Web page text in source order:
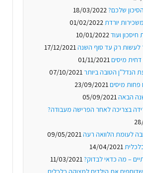
שלכם?18/03/2022
יורדת01/02/2022
ועוד10/01/2022
רק עד סוף השנה17/12/2021
מיסים01/11/2021
הנדל"ן הטובה ביותר07/10/2021
פחות מיסים23/09/2021
הבאה05/09/2021
בצריכה לאחר הפרישה מעבודה?
לעומת הלוואה רעה09/05/2021
14/04/2021
– מה כדאי לבדוק?11/03/2021